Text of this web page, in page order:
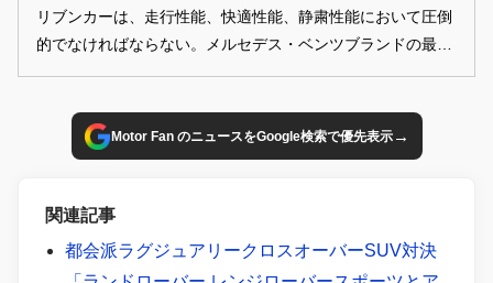
リブンカーは、走行性能、快適性能、静粛性能において圧倒
的でなければならない。メルセデス・ベンツブランドの最高
イバッハには、SUVモデルが存在し、ガソリンエンジン車の
「GLS」と完全電動車の「EQS」がラインナップされる。同
か、スペックで比較してみよう。
Motor Fan のニュースをGoogle検索で優先表示→
関連記事
都会派ラグジュアリークロスオーバーSUV対決